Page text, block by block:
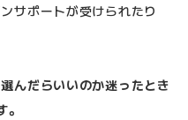
サポートが受けられたり
んだらいいのか迷ったとき